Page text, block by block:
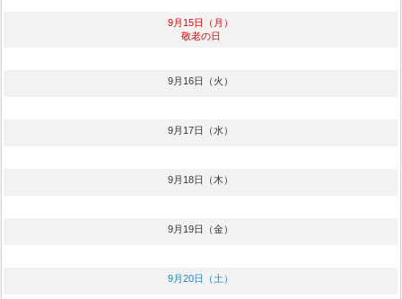
9月15日（月）
敬老の日
9月16日（火）
9月17日（水）
9月18日（木）
9月19日（金）
9月20日（土）